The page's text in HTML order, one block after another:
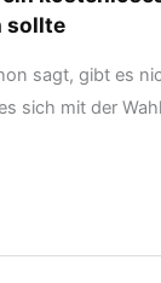
sollte
sagt, gibt es
sich mit der